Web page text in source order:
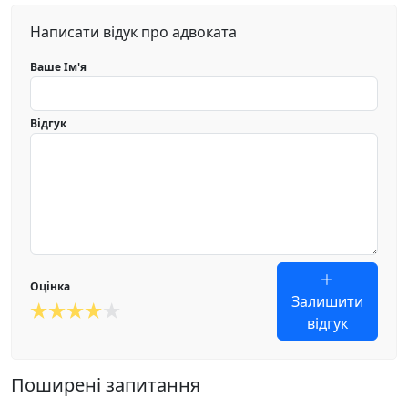
Написати відук про адвоката
Ваше Ім'я
Відгук
Оцінка
Залишити
відгук
Поширені запитання